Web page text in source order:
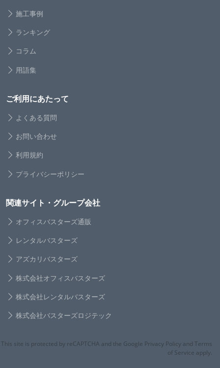
施工事例
ランキング
コラム
用語集
ご利用にあたって
よくある質問
お問い合わせ
利用規約
プライバシーポリシー
関連サイト・グループ会社
オフィスバスターズ通販
レンタルバスターズ
アズカリバスターズ
株式会社オフィスバスターズ
株式会社レンタルバスターズ
株式会社バスターズロジテック
This site is protected by reCAPTCHA and the Google Privacy Policy and Terms
of Service apply.